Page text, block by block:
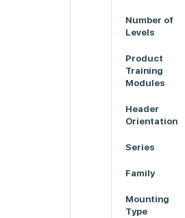
Number of
Levels
Product
Training
Modules
Header
Orientation
Series
Family
Mounting
Type